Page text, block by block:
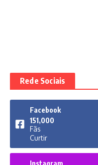
Rede Sociais
Facebook
151,000
Fãs
Curtir